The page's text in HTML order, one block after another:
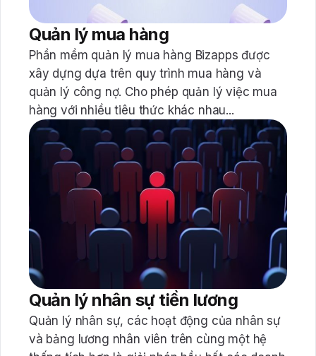
Quản lý mua hàng
Phần mềm quản lý mua hàng Bizapps được
xây dựng dựa trên quy trình mua hàng và
quản lý công nợ. Cho phép quản lý việc mua
hàng với nhiều tiêu thức khác nhau...
Quản lý nhân sự tiền lương
Quản lý nhân sự, các hoạt động của nhân sự
và bảng lương nhân viên trên cùng một hệ